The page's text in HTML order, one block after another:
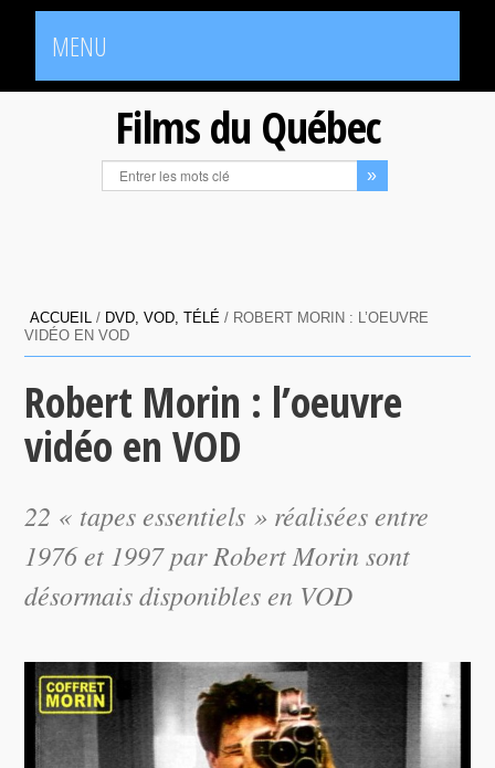
MENU
Films du Québec
ACCUEIL / DVD, VOD, TÉLÉ / ROBERT MORIN : L’OEUVRE
VIDÉO EN VOD
Robert Morin : l’oeuvre
vidéo en VOD
22 « tapes essentiels » réalisées entre
1976 et 1997 par Robert Morin sont
désormais disponibles en VOD